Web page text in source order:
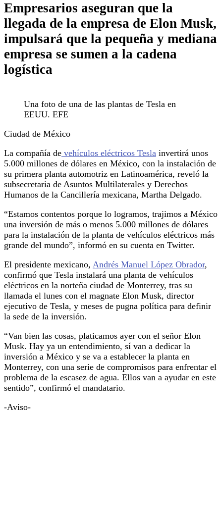
Empresarios aseguran que la
llegada de la empresa de Elon Musk,
impulsará que la pequeña y mediana
empresa se sumen a la cadena
logística
Una foto de una de las plantas de Tesla en
EEUU. EFE
Ciudad de México
La compañía de vehículos eléctricos Tesla invertirá unos
5.000 millones de dólares en México, con la instalación de
su primera planta automotriz en Latinoamérica, reveló la
subsecretaria de Asuntos Multilaterales y Derechos
Humanos de la Cancillería mexicana, Martha Delgado.
“Estamos contentos porque lo logramos, trajimos a México
una inversión de más o menos 5.000 millones de dólares
para la instalación de la planta de vehículos eléctricos más
grande del mundo”, informó en su cuenta en Twitter.
El presidente mexicano, Andrés Manuel López Obrador,
confirmó que Tesla instalará una planta de vehículos
eléctricos en la norteña ciudad de Monterrey, tras su
llamada el lunes con el magnate Elon Musk, director
ejecutivo de Tesla, y meses de pugna política para definir
la sede de la inversión.
“Van bien las cosas, platicamos ayer con el señor Elon
Musk. Hay ya un entendimiento, sí van a dedicar la
inversión a México y se va a establecer la planta en
Monterrey, con una serie de compromisos para enfrentar el
problema de la escasez de agua. Ellos van a ayudar en este
sentido”, confirmó el mandatario.
-Aviso-